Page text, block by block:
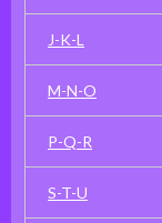
J-K-L
M-N-O
P-Q-R
S-T-U